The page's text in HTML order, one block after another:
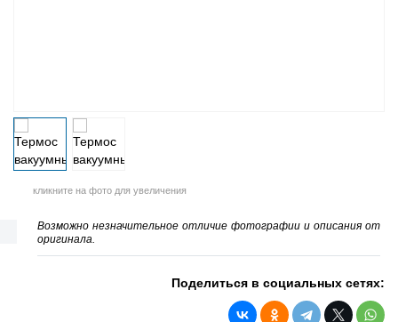
кликните на фото для увеличения
Возможно незначительное отличие фотографии и описания от
оригинала.
Поделиться в социальных сетях: